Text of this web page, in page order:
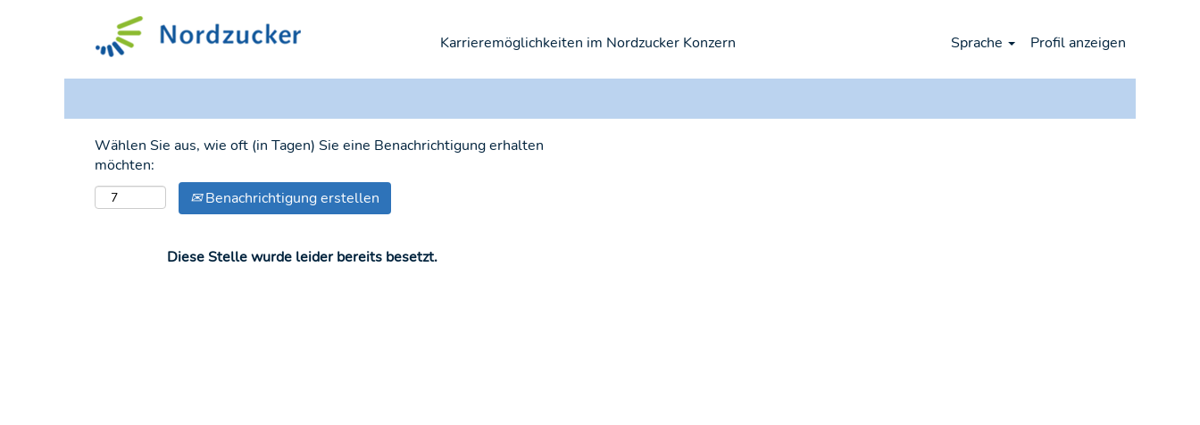
Karrieremöglichkeiten im Nordzucker Konzern Sprache
Profil anzeigen
Wählen Sie aus, wie oft (in Tagen) Sie eine Benachrichtigung erhalten
möchten:
Benachrichtigung erstellen
Diese Stelle wurde leider bereits besetzt.